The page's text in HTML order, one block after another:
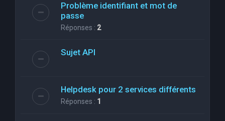
Problème identifiant et mot de
passe
Réponses : 2
Sujet API
Helpdesk pour 2 services différents
Réponses : 1